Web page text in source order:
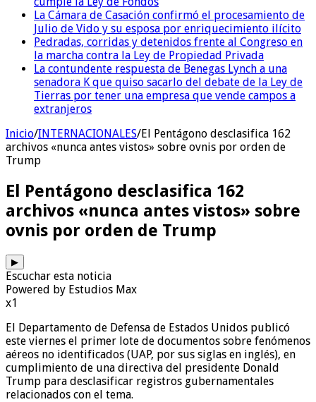
La Cámara de Casación confirmó el procesamiento de
Julio de Vido y su esposa por enriquecimiento ilícito
Pedradas, corridas y detenidos frente al Congreso en
la marcha contra la Ley de Propiedad Privada
La contundente respuesta de Benegas Lynch a una
senadora K que quiso sacarlo del debate de la Ley de
Tierras por tener una empresa que vende campos a
extranjeros
Inicio/INTERNACIONALES/El Pentágono desclasifica 162
archivos «nunca antes vistos» sobre ovnis por orden de
Trump
El Pentágono desclasifica 162
archivos «nunca antes vistos» sobre
ovnis por orden de Trump
▶
Escuchar esta noticia
Powered by Estudios Max
x1
El Departamento de Defensa de Estados Unidos publicó
este viernes el primer lote de documentos sobre fenómenos
aéreos no identificados (UAP, por sus siglas en inglés), en
cumplimiento de una directiva del presidente Donald
Trump para desclasificar registros gubernamentales
relacionados con el tema.